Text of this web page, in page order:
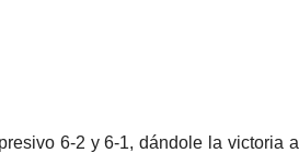
6-2 y 6-1, dándole la victoria a